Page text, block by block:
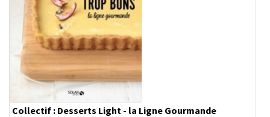
Collectif : Desserts Light - la Ligne Gourmande